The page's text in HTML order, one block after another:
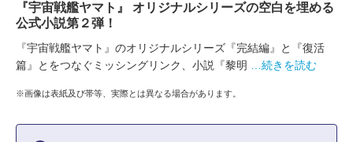
『宇宙戦艦ヤマト』 オリジナルシリーズの空白を埋める
公式小説第２弾！
『宇宙戦艦ヤマト』のオリジナルシリーズ『完結編』と『復活
篇』とをつなぐミッシングリンク、小説『黎明
…続きを読む
※画像は表紙及び帯等、実際とは異なる場合があります。